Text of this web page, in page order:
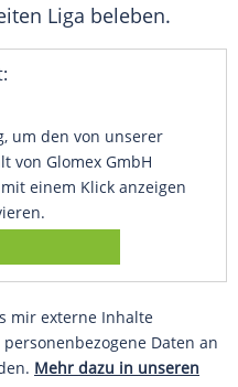
Liga beleben.
um den von unserer
von Glomex GmbH
einem Klick anzeigen
mir externe Inhalte
Daten an
Mehr dazu in unseren